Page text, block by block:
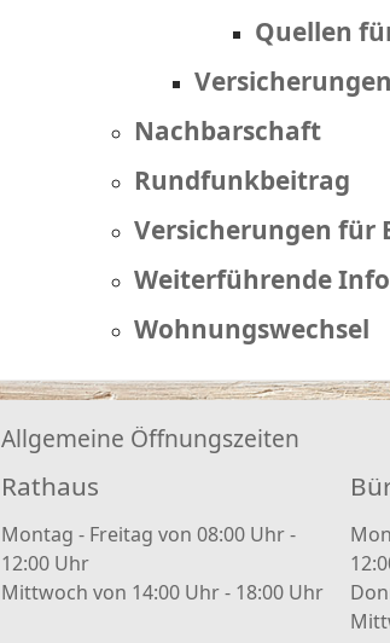
Quellen
Nachbarschaft
Rundfunkbeitrag
Versicherungen für
Weiterführende
Wohnungswechsel
Allgemeine Öffnungszeiten
Rathaus
Montag - Freitag von 08:00 Uhr -
12:00 Uhr
Mittwoch von 14:00 Uhr - 18:00 Uhr